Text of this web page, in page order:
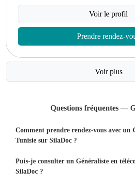
Voir le profil
Prendre rendez-
Voir plus
Questions fréquentes —
Comment prendre rendez-vous avec un
Tunisie sur SilaDoc ?
Puis-je consulter un Généraliste en
SilaDoc ?